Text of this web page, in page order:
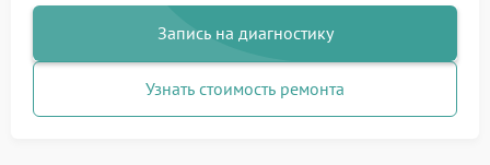
Запись на диагностику
Узнать стоимость ремонта